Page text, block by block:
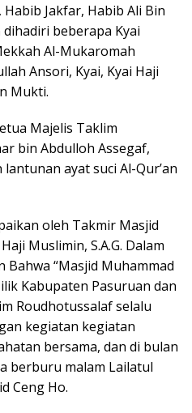
Jakfar, Habib Ali Bin
beberapa Kyai
Al-Mukaromah
Ansori, Kyai, Kyai Haji
Mukti.
Majelis Taklim
bin Abdulloh Assegaf,
ayat suci Al-Qur’an
oleh Takmir Masjid
Muslimin, S.A.G. Dalam
“Masjid Muhammad
Kabupaten Pasuruan dan
Roudhotussalaf selalu
kegiatan kegiatan
bersama, dan di bulan
berburu malam Lailatul
Ceng Ho.